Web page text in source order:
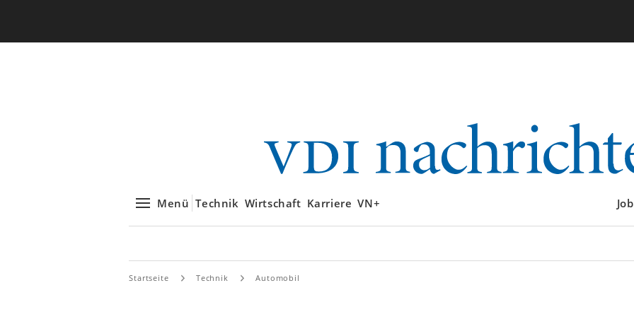
Menü Technik Wirtschaft Karriere VN+
Startseite Technik Automobil